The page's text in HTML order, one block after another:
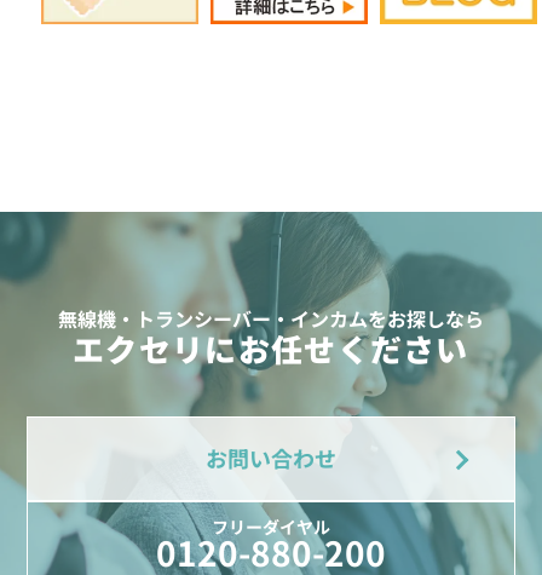
無線機・トランシーバー・インカムをお探しなら
エクセリにお任せください
お問い合わせ
フリーダイヤル
0120-880-200